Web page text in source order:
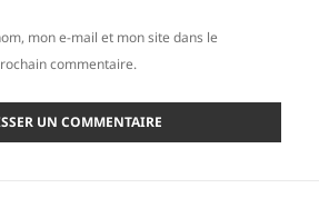
mon e-mail et mon site dans le
commentaire.